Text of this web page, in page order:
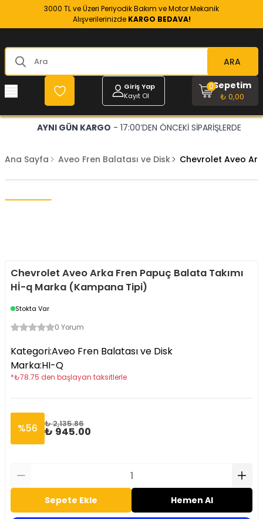
3000 TL ve Üzeri Periyodik Bakım ve Motor Mekanik
Alışverilerinizde KARGO BEDAVA!
ARA
Giriş Yap
Kayıt Ol
Sepetim
₺ 0,00
0
AYNI GÜN KARGO - 17:00’DEN ÖNCEKİ SİPARİŞLERDE
Ana Sayfa Aveo Fren Balatası ve Disk Chevrolet Aveo
Chevrolet Aveo Arka Fren Papuç Balata Takımı
Hİ-q Marka (Kampana Tipi)
Stokta Var
0 Yorum
Kategori:Aveo Fren Balatası ve Disk
Marka:HI-Q
*₺78.75 den başlayan taksitlerle
%56 ₺ 2,135.86
₺ 945.00
Sepete Ekle Hemen Al